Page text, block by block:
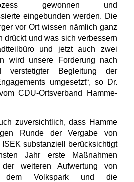
gewonnen und
eingebunden werden. Die
vor Ort wissen nämlich ganz
drückt und was sich verbessern
und jetzt auch zwei
wird unsere Forderung nach
verstetigter Begleitung der
umgesetzt“, so Dr.
CDU-Ortsverband Hamme-
zuversichtlich, dass Hamme
Runde der Vergabe von
ISEK substanziell berücksichtigt
Jahr erste Maßnahmen
weiteren Aufwertung von
dem Volkspark und die